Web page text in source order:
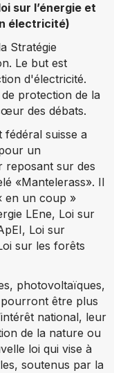
sur l’énergie et
électricité)
Stratégie
Le but est
d'électricité.
protection de la
des débats.
fédéral suisse a
un
reposant sur des
«Mantelerass». Il
en un coup »
LEne, Loi sur
Loi sur
sur les forêts
photovoltaïques,
être plus
national, leur
de la nature ou
loi qui vise à
soutenus par la